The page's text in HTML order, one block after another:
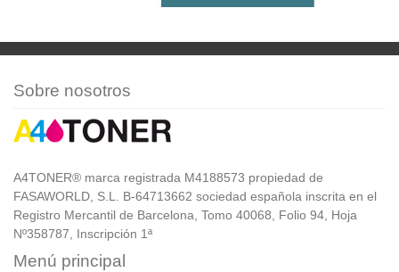
Sobre nosotros
A4TONER® marca registrada M4188573 propiedad de
FASAWORLD, S.L. B-64713662 sociedad española inscrita en el
Registro Mercantil de Barcelona, Tomo 40068, Folio 94, Hoja
Nº358787, Inscripción 1ª
Menú principal